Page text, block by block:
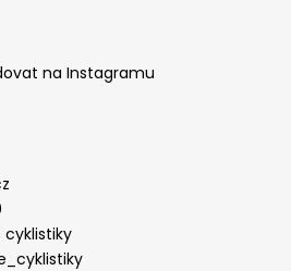
na Instagramu